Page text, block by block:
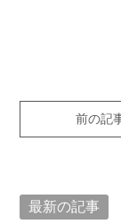
前の記
最新の記事